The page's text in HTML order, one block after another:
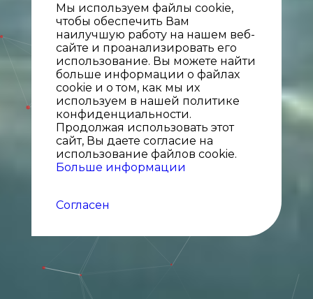
Мы используем файлы cookie,
чтобы обеспечить Вам
наилучшую работу на нашем веб-
сайте и проанализировать его
использование. Вы можете найти
больше информации о файлах
cookie и о том, как мы их
используем в нашей политике
конфиденциальности.
Продолжая использовать этот
сайт, Вы даете согласие на
использование файлов cookie.
Больше информации
Согласен